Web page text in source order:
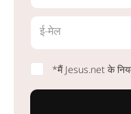
ई-मेल
*मैं Jesus.net के